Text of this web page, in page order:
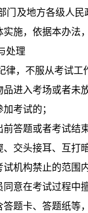
门及地方各级人
施，依据本办法
处理
律，不服从考试
品进入考场或者未
考试的；
前答题或者考试
、交头接耳、互打
试机构禁止的范
同意在考试过程中
答题卡、答题纸